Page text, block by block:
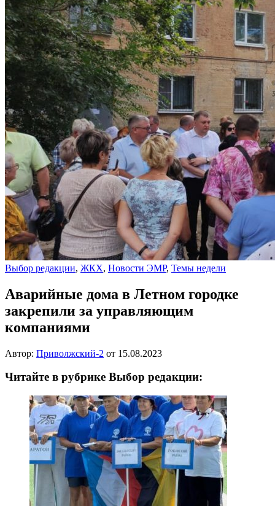
Выбор редакции, ЖКХ, Новости ЭМР, Темы недели
Аварийные дома в Летном городке
закрепили за управляющим
компаниями
Автор: Приволжский-2 от 15.08.2023
Читайте в рубрике Выбор редакции: